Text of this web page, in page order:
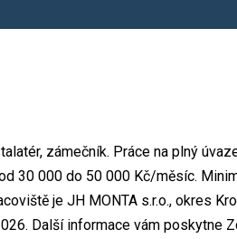
zámečník. Práce na plný
30 000 do 50 000 Kč/měsíc.
je JH MONTA s.r.o., okres
Další informace vám poskytne